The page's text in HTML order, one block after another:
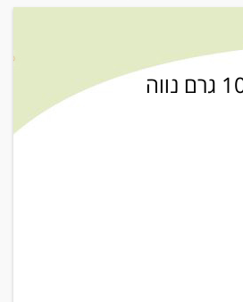
כורכום טחון 100 גרם נווה